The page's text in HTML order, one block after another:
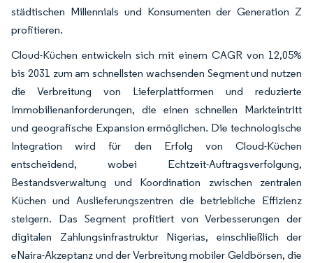
städtischen Millennials und Konsumenten der Generation Z
profitieren.
Cloud-Küchen entwickeln sich mit einem CAGR von 12,05%
bis 2031 zum am schnellsten wachsenden Segment und nutzen
die Verbreitung von Lieferplattformen und reduzierte
Immobilienanforderungen, die einen schnellen Markteintritt
und geografische Expansion ermöglichen. Die technologische
Integration wird für den Erfolg von Cloud-Küchen
entscheidend, wobei Echtzeit-Auftragsverfolgung,
Bestandsverwaltung und Koordination zwischen zentralen
Küchen und Auslieferungszentren die betriebliche Effizienz
steigern. Das Segment profitiert von Verbesserungen der
digitalen Zahlungsinfrastruktur Nigerias, einschließlich der
eNaira-Akzeptanz und der Verbreitung mobiler Geldbörsen, die